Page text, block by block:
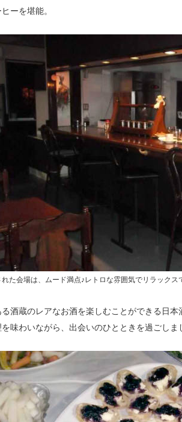
ーを堪能。
た会場は、ムード満点♪レトロな雰囲気でリラックス
酒蔵のレアなお酒を楽しむことができる日
味わいながら、出会いのひとときを過ごしま